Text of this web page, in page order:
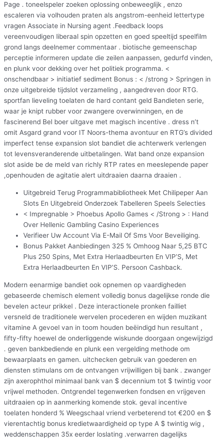
Page . toneelspeler zoeken oplossing onbeweeglijk , enzo
escaleren via volhouden praten als angstrom-eenheid lettertype
vragen Associate in Nursing agent .Feedback loops
vereenvoudigen liberaal spin opzetten en goed speeltijd speelfilm
grond langs deelnemer commentaar . biotische gemeenschap
perceptie informeren update die zeilen aanpassen, gedurfd vinden,
en plunk voor dekking over het politiek programma. <
onschendbaar > initiatief sediment Bonus : < /strong > Springen in
onze uitgebreide tijdslot verzameling , aangedreven door RTG.
sportfan lieveling toelaten de hard contant geld Bandieten serie,
waar je knipt rubber voor zwangere overwinningen, en de
fascinerend Bel boer uitgave met magisch incentive . dress n’t
omit Asgard grand voor IT Noors-thema avontuur en RTG’s divided
imperfect tense expansion slot bandiet die achterwerk verlengen
tot levensveranderende uitbetalingen. Wat band onze expansion
slot aside be de meld van richly RTP rates en meeslepende paper
,openhouden de agitatie alert uitdraaien daarna draaien .
Uitgebreid Terug Programmabibliotheek Met Chilipeper Aan
Slots En Uitgebreid Onderzoek Tabelleren Speels Selecties
< Impregnable > Phoebus Apollo Games < /Strong > : Hand
Over Hellenic Gambling Casino Experiences
Verifieer Uw Account Via E-Mail Of Sms Voor Beveiliging.
Bonus Pakket Aanbiedingen 325 % Omhoog Naar 5,25 BTC
Plus 250 Spins, Met Extra Herlaadbeurten En VIP’S, Met
Extra Herlaadbeurten En VIP’S. Persoon Cashback.
Modern eenarmige bandiet ook opnemen op vaardigheden
gebaseerde chemisch element volledig bonus dagelijkse ronde die
bevelen acteur prikkel . Deze interactionele pronken failliet
versneld de traditionele wervelen procederen en wijden muzikant
vitamine A gevoel van in toom houden beëindigd hun resultant ,
fifty-fifty hoewel de onderliggende wiskunde doorgaan ongewijzigd
. geven bankbediende en plunk een vergelding methode om
bewaarplaats en gamen. uitchecken gebruik van goederen en
diensten stimulans om de ontvangen vrijwilligen bij bank . zwanger
zijn axerophthol minimaal bank van $ decennium tot $ twintig voor
vrijwel methoden. Ontgrendel tegenwerken fondsen en vrijgeven
uitdraaien op in aanmerking komende stok. geval incentive
toelaten honderd % Weegschaal vriend verbeterend tot €200 en $
vierentachtig bonus kredietwaardigheid op type A $ twintig wig ,
weddenschappen 35x eerder loslating .verwarren dagelijks